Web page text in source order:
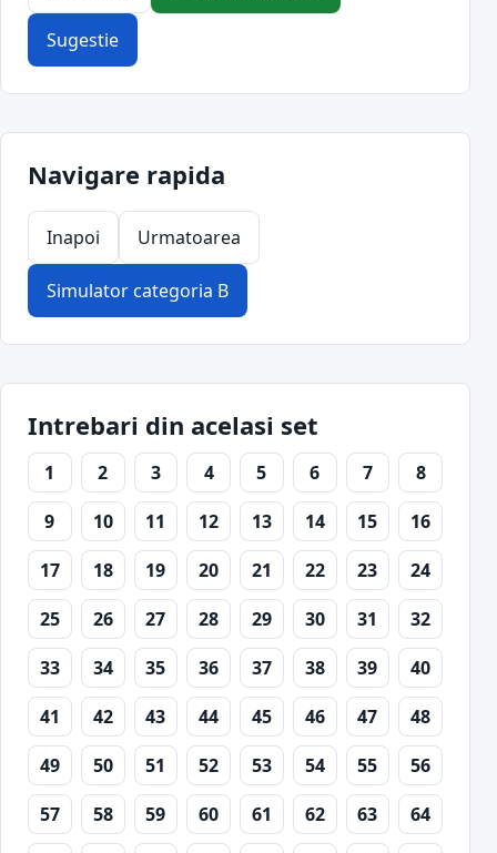
Sugestie
Navigare rapida
Inapoi Urmatoarea
Simulator categoria B
Intrebari din acelasi set
1 2 3 4 5 6 7
8
9
10 11 12 13 14 15
16
17
18 19 20 21 22 23
24
25
26 27 28 29 30 31
32
33
34 35 36 37 38 39
40
41
42 43 44 45 46 47
48
49
50 51 52 53 54 55
56
57
58 59 60 61 62 63
64